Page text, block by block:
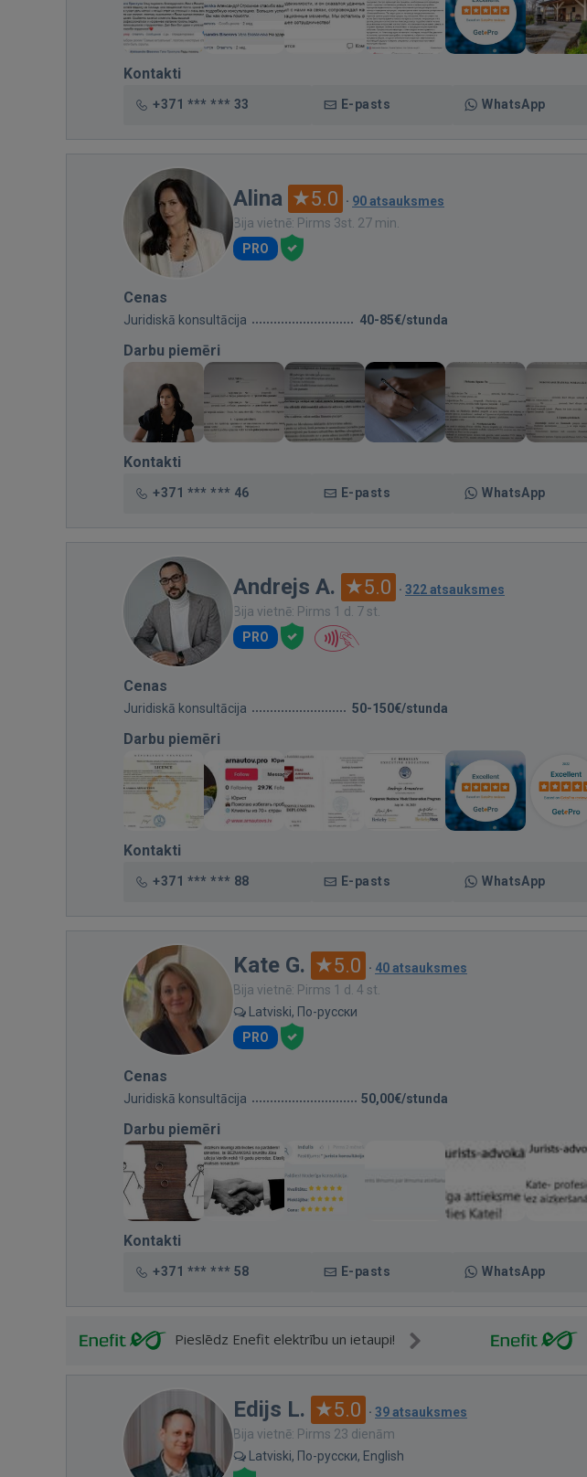
Kontakti
+371 *** *** 33 E-pasts WhatsApp
Alina 5.0 · 90 atsauksmes
Bija vietnē: Pirms 3st. 27 min.
PRO
Cenas
Juridiskā konsultācija 40-85€/stunda
Darbu piemēri
Kontakti
+371 *** *** 46 E-pasts WhatsApp
Andrejs A. 5.0 · 322 atsauksmes
Bija vietnē: Pirms 1 d. 7 st.
PRO
Cenas
Juridiskā konsultācija 50-150€/stunda
Darbu piemēri
Kontakti
+371 *** *** 88 E-pasts WhatsApp
Kate G. 5.0 · 40 atsauksmes
Bija vietnē: Pirms 1 d. 4 st.
Latviski, По-русски
PRO
Cenas
Juridiskā konsultācija 50,00€/stunda
Darbu piemēri
Kontakti
+371 *** *** 58 E-pasts WhatsApp
Pieslēdz Enefit elektrību un ietaupi!
Edijs L. 5.0 · 39 atsauksmes
Bija vietnē: Pirms 23 dienām
Latviski, По-русски, English